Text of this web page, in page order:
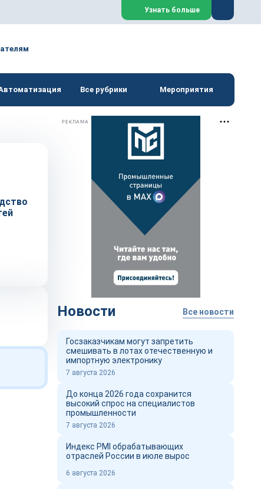
Узнать больше
Все рубрики Мероприятия
РЕКЛАМА
Новости Все новости
Госзаказчикам могут запретить
смешивать в лотах отечественную и
импортную электронику
7 августа 2026
До конца 2026 года сохранится
высокий спрос на специалистов
промышленности
7 августа 2026
Индекс PMI обрабатывающих
отраслей России в июле вырос
6 августа 2026